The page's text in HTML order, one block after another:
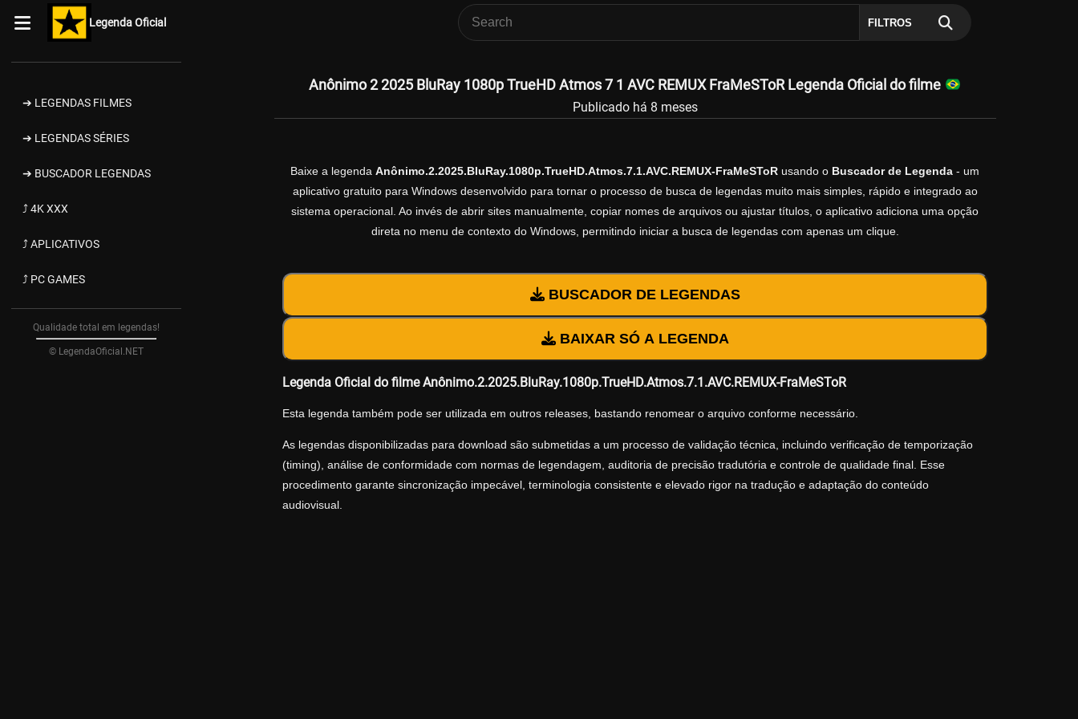
Legenda Oficial FILTROS
➔ LEGENDAS FILMES
➔ LEGENDAS SÉRIES
➔ BUSCADOR LEGENDAS
⤴ 4K XXX
⤴ APLICATIVOS
⤴ PC GAMES
Qualidade total em legendas!
© LegendaOficial.NET
Anônimo 2 2025 BluRay 1080p TrueHD Atmos 7 1 AVC REMUX FraMeSToR Legenda Oficial do filme
Publicado há 8 meses
Baixe a legenda Anônimo.2.2025.BluRay.1080p.TrueHD.Atmos.7.1.AVC.REMUX-FraMeSToR usando o Buscador de Legenda - um
aplicativo gratuito para Windows desenvolvido para tornar o processo de busca de legendas muito mais simples, rápido e integrado ao
sistema operacional. Ao invés de abrir sites manualmente, copiar nomes de arquivos ou ajustar títulos, o aplicativo adiciona uma opção
direta no menu de contexto do Windows, permitindo iniciar a busca de legendas com apenas um clique.
BUSCADOR DE LEGENDAS
BAIXAR SÓ A LEGENDA
Legenda Oficial do filme Anônimo.2.2025.BluRay.1080p.TrueHD.Atmos.7.1.AVC.REMUX-FraMeSToR
Esta legenda também pode ser utilizada em outros releases, bastando renomear o arquivo conforme necessário.
As legendas disponibilizadas para download são submetidas a um processo de validação técnica, incluindo verificação de temporização
(timing), análise de conformidade com normas de legendagem, auditoria de precisão tradutória e controle de qualidade final. Esse
procedimento garante sincronização impecável, terminologia consistente e elevado rigor na tradução e adaptação do conteúdo
audiovisual.